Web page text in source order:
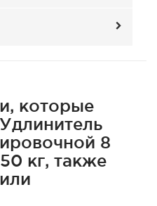
которые
8
кг, также